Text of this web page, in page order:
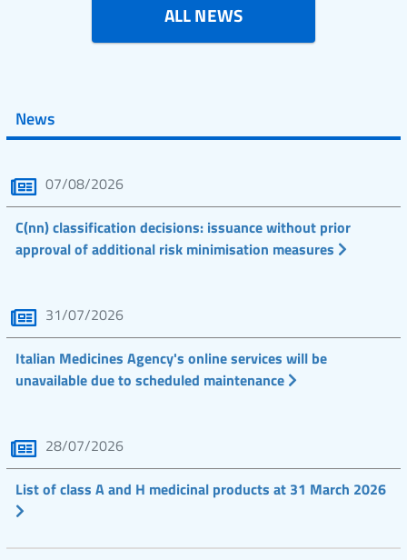
ALL NEWS
News
07/08/2026
C(nn) classification decisions: issuance without prior
approval of additional risk minimisation measures
31/07/2026
Italian Medicines Agency's online services will be
unavailable due to scheduled maintenance
28/07/2026
List of class A and H medicinal products at 31 March 2026